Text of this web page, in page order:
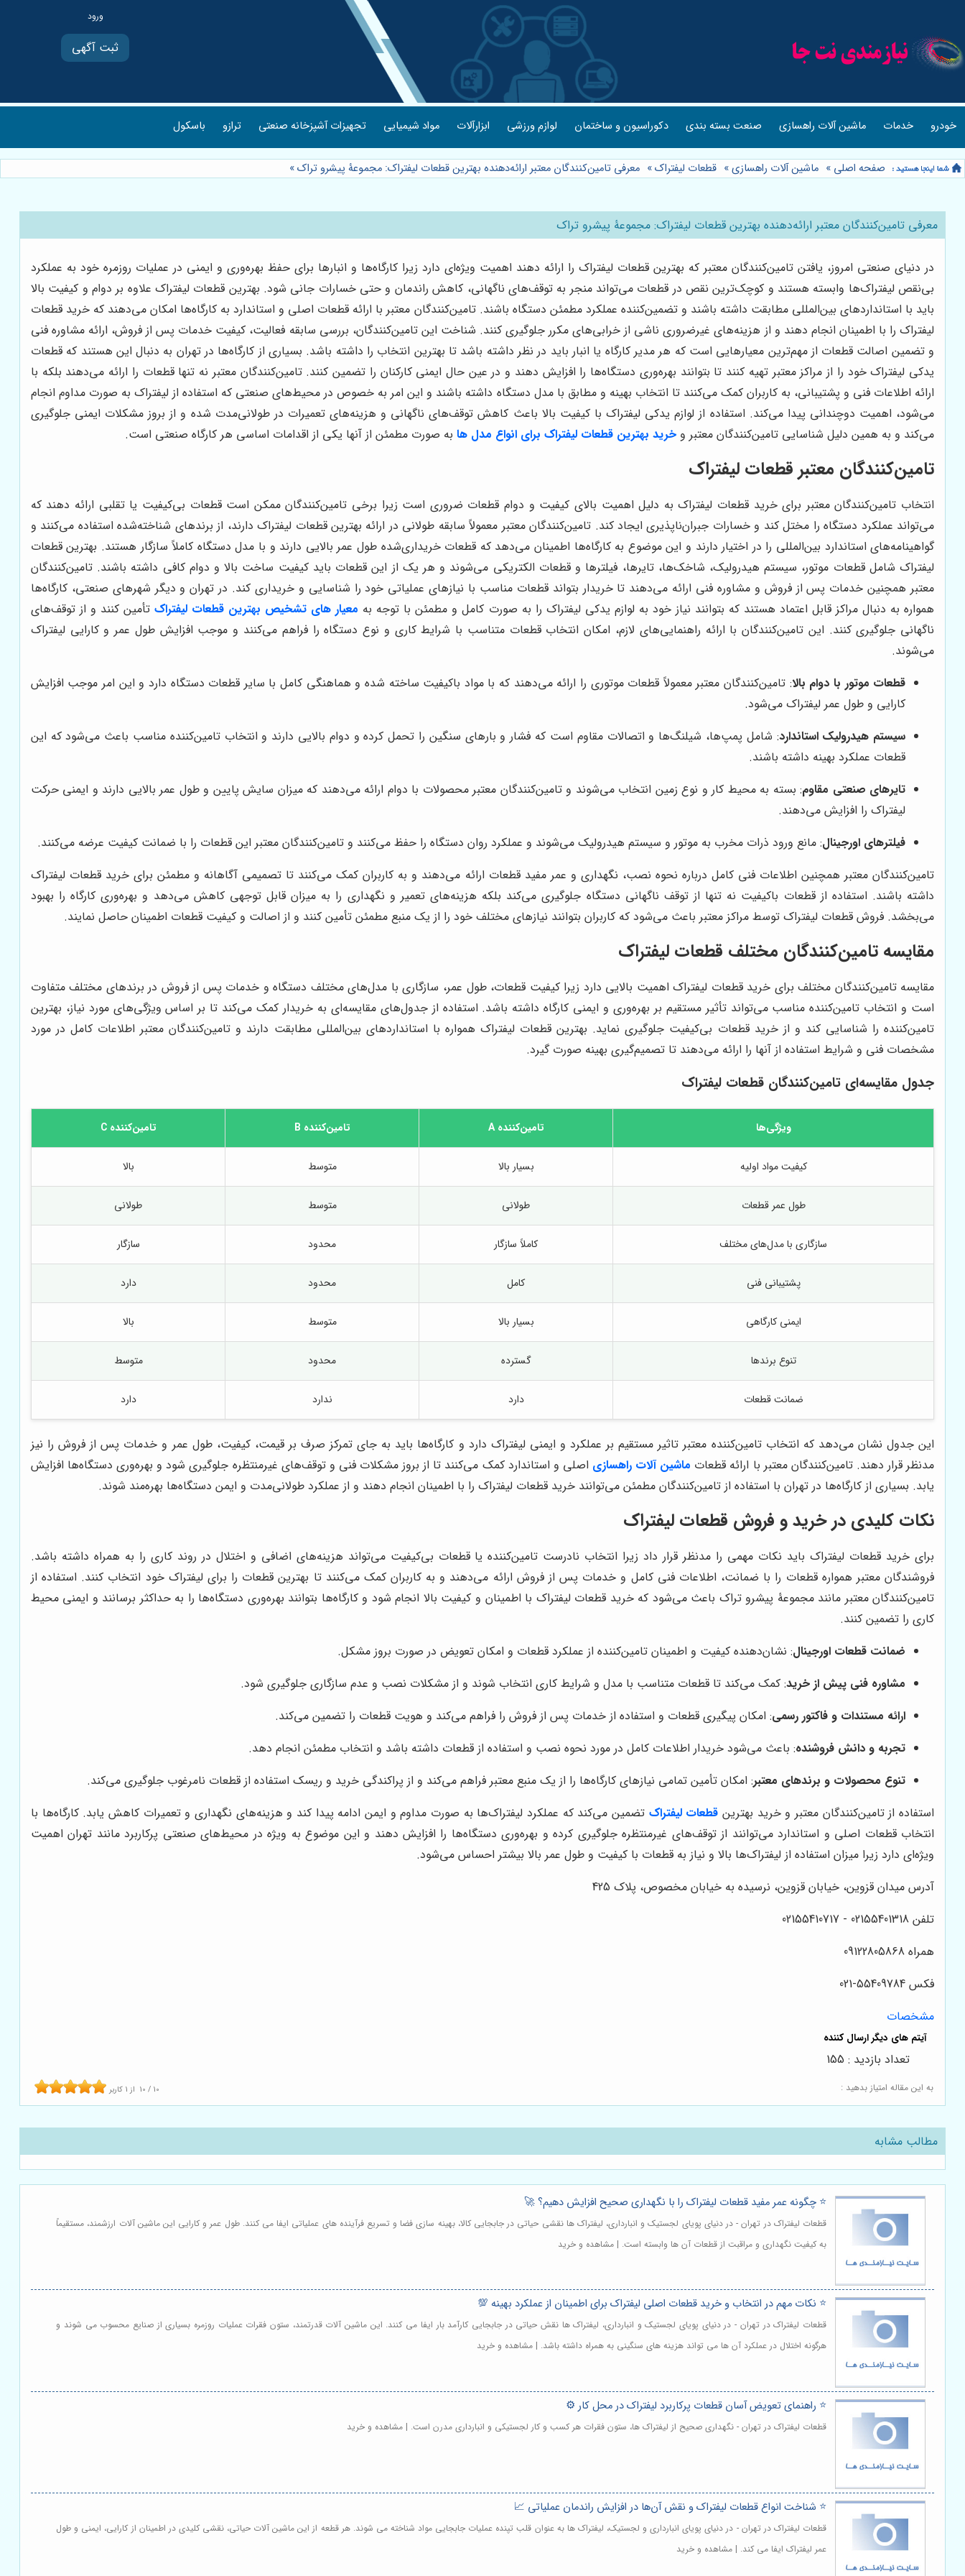
ثبت آگهی
خودرو خدمات ماشین آلات راهسازی صنعت بسته بندی دکوراسیون و ساختمان لوازم ورزشی ابزارآلات مواد شیمیایی تجهیزات آشپزخانه صنعتی ترازو باسکول
صفحه اصلی » ماشین آلات راهسازی» قطعات لیفتراک» معرفی تامین‌کنندگان معتبر ارائه‌دهنده بهترین قطعات لیفتراک: مجموعۀ پیشرو تراک»
معرفی تامین‌کنندگان معتبر ارائه‌دهنده بهترین قطعات لیفتراک: مجموعۀ پیشرو تراک
در دنیای صنعتی امروز، یافتن تامین‌کنندگان معتبر که بهترین قطعات لیفتراک را ارائه دهند اهمیت ویژه‌ای دارد زیرا کارگاه‌ها و انبارها برای حفظ بهره‌وری و ایمنی در عملیات روزمره خود به عملکرد
بی‌نقص لیفتراک‌ها وابسته هستند و کوچک‌ترین نقص در قطعات می‌تواند منجر به توقف‌های ناگهانی، کاهش راندمان و حتی خسارات جانی شود. بهترین قطعات لیفتراک علاوه بر دوام و کیفیت بالا
باید با استانداردهای بین‌المللی مطابقت داشته باشند و تضمین‌کننده عملکرد مطمئن دستگاه باشند. تامین‌کنندگان معتبر با ارائه قطعات اصلی و استاندارد به کارگاه‌ها امکان می‌دهند که خرید قطعات
لیفتراک را با اطمینان انجام دهند و از هزینه‌های غیرضروری ناشی از خرابی‌های مکرر جلوگیری کنند. شناخت این تامین‌کنندگان، بررسی سابقه فعالیت، کیفیت خدمات پس از فروش، ارائه مشاوره فنی
و تضمین اصالت قطعات از مهم‌ترین معیارهایی است که هر مدیر کارگاه یا انبار باید در نظر داشته باشد تا بهترین انتخاب را داشته باشد. بسیاری از کارگاه‌ها در تهران به دنبال این هستند که قطعات
یدکی لیفتراک خود را از مراکز معتبر تهیه کنند تا بتوانند بهره‌وری دستگاه‌ها را افزایش دهند و در عین حال ایمنی کارکنان را تضمین کنند. تامین‌کنندگان معتبر نه تنها قطعات را ارائه می‌دهند بلکه با
ارائه اطلاعات فنی و پشتیبانی، به کاربران کمک می‌کنند تا انتخاب بهینه و مطابق با مدل دستگاه داشته باشند و این امر به خصوص در محیط‌های صنعتی که استفاده از لیفتراک به صورت مداوم انجام
می‌شود، اهمیت دوچندانی پیدا می‌کند. استفاده از لوازم یدکی لیفتراک با کیفیت بالا باعث کاهش توقف‌های ناگهانی و هزینه‌های تعمیرات در طولانی‌مدت شده و از بروز مشکلات ایمنی جلوگیری
می‌کند و به همین دلیل شناسایی تامین‌کنندگان معتبر و خرید بهترین قطعات لیفتراک برای انواع مدل ها به صورت مطمئن از آنها یکی از اقدامات اساسی هر کارگاه صنعتی است.
تامین‌کنندگان معتبر قطعات لیفتراک
انتخاب تامین‌کنندگان معتبر برای خرید قطعات لیفتراک به دلیل اهمیت بالای کیفیت و دوام قطعات ضروری است زیرا برخی تامین‌کنندگان ممکن است قطعات بی‌کیفیت یا تقلبی ارائه دهند که
می‌تواند عملکرد دستگاه را مختل کند و خسارات جبران‌ناپذیری ایجاد کند. تامین‌کنندگان معتبر معمولاً سابقه طولانی در ارائه بهترین قطعات لیفتراک دارند، از برندهای شناخته‌شده استفاده می‌کنند و
گواهینامه‌های استاندارد بین‌المللی را در اختیار دارند و این موضوع به کارگاه‌ها اطمینان می‌دهد که قطعات خریداری‌شده طول عمر بالایی دارند و با مدل دستگاه کاملاً سازگار هستند. بهترین قطعات
لیفتراک شامل قطعات موتور، سیستم هیدرولیک، شاخک‌ها، تایرها، فیلترها و قطعات الکتریکی می‌شوند و هر یک از این قطعات باید کیفیت ساخت بالا و دوام کافی داشته باشند. تامین‌کنندگان
معتبر همچنین خدمات پس از فروش و مشاوره فنی ارائه می‌دهند تا خریدار بتواند قطعات مناسب با نیازهای عملیاتی خود را شناسایی و خریداری کند. در تهران و دیگر شهرهای صنعتی، کارگاه‌ها
همواره به دنبال مراکز قابل اعتماد هستند که بتوانند نیاز خود به لوازم یدکی لیفتراک را به صورت کامل و مطمئن با توجه به معیار های تشخیص بهترین قطعات لیفتراکتأمین کنند و از توقف‌های
ناگهانی جلوگیری کنند. این تامین‌کنندگان با ارائه راهنمایی‌های لازم، امکان انتخاب قطعات متناسب با شرایط کاری و نوع دستگاه را فراهم می‌کنند و موجب افزایش طول عمر و کارایی لیفتراک
می‌شوند.
قطعات موتور با دوام بالا: تامین‌کنندگان معتبر معمولاً قطعات موتوری را ارائه می‌دهند که با مواد باکیفیت ساخته شده و هماهنگی کامل با سایر قطعات دستگاه دارد و این امر موجب افزایش
کارایی و طول عمر لیفتراک می‌شود.
سیستم هیدرولیک استاندارد: شامل پمپ‌ها، شیلنگ‌ها و اتصالات مقاوم است که فشار و بارهای سنگین را تحمل کرده و دوام بالایی دارند و انتخاب تامین‌کننده مناسب باعث می‌شود که این
قطعات عملکرد بهینه داشته باشند.
تایرهای صنعتی مقاوم: بسته به محیط کار و نوع زمین انتخاب می‌شوند و تامین‌کنندگان معتبر محصولات با دوام ارائه می‌دهند که میزان سایش پایین و طول عمر بالایی دارند و ایمنی حرکت
لیفتراک را افزایش می‌دهند.
فیلترهای اورجینال: مانع ورود ذرات مخرب به موتور و سیستم هیدرولیک می‌شوند و عملکرد روان دستگاه را حفظ می‌کنند و تامین‌کنندگان معتبر این قطعات را با ضمانت کیفیت عرضه می‌کنند.
تامین‌کنندگان معتبر همچنین اطلاعات فنی کامل درباره نحوه نصب، نگهداری و عمر مفید قطعات ارائه می‌دهند و به کاربران کمک می‌کنند تا تصمیمی آگاهانه و مطمئن برای خرید قطعات لیفتراک
داشته باشند. استفاده از قطعات باکیفیت نه تنها از توقف ناگهانی دستگاه جلوگیری می‌کند بلکه هزینه‌های تعمیر و نگهداری را به میزان قابل توجهی کاهش می‌دهد و بهره‌وری کارگاه را بهبود
می‌بخشد. فروش قطعات لیفتراک توسط مراکز معتبر باعث می‌شود که کاربران بتوانند نیازهای مختلف خود را از یک منبع مطمئن تأمین کنند و از اصالت و کیفیت قطعات اطمینان حاصل نمایند.
مقایسه تامین‌کنندگان مختلف قطعات لیفتراک
مقایسه تامین‌کنندگان مختلف برای خرید قطعات لیفتراک اهمیت بالایی دارد زیرا کیفیت قطعات، طول عمر، سازگاری با مدل‌های مختلف دستگاه و خدمات پس از فروش در برندهای مختلف متفاوت
است و انتخاب تامین‌کننده مناسب می‌تواند تأثیر مستقیم بر بهره‌وری و ایمنی کارگاه داشته باشد. استفاده از جدول‌های مقایسه‌ای به خریدار کمک می‌کند تا بر اساس ویژگی‌های مورد نیاز، بهترین
تامین‌کننده را شناسایی کند و از خرید قطعات بی‌کیفیت جلوگیری نماید. بهترین قطعات لیفتراک همواره با استانداردهای بین‌المللی مطابقت دارند و تامین‌کنندگان معتبر اطلاعات کامل در مورد
مشخصات فنی و شرایط استفاده از آنها را ارائه می‌دهند تا تصمیم‌گیری بهینه صورت گیرد.
جدول مقایسه‌ای تامین‌کنندگان قطعات لیفتراک
ویژگی‌ها تامین‌کننده A تامین‌کننده B تامین‌کننده C
کیفیت مواد اولیه بسیار بالا متوسط بالا
طول عمر قطعات طولانی متوسط طولانی
سازگاری با مدل‌های مختلف کاملاً سازگار محدود سازگار
پشتیبانی فنی کامل محدود دارد
ایمنی کارگاهی بسیار بالا متوسط بالا
تنوع برندها گسترده محدود متوسط
ضمانت قطعات دارد ندارد دارد
این جدول نشان می‌دهد که انتخاب تامین‌کننده معتبر تاثیر مستقیم بر عملکرد و ایمنی لیفتراک دارد و کارگاه‌ها باید به جای تمرکز صرف بر قیمت، کیفیت، طول عمر و خدمات پس از فروش را نیز
مدنظر قرار دهند. تامین‌کنندگان معتبر با ارائه قطعات ماشین آلات راهسازی اصلی و استاندارد کمک می‌کنند تا از بروز مشکلات فنی و توقف‌های غیرمنتظره جلوگیری شود و بهره‌وری دستگاه‌ها افزایش
یابد. بسیاری از کارگاه‌ها در تهران با استفاده از تامین‌کنندگان مطمئن می‌توانند خرید قطعات لیفتراک را با اطمینان انجام دهند و از عملکرد طولانی‌مدت و ایمن دستگاه‌ها بهره‌مند شوند.
نکات کلیدی در خرید و فروش قطعات لیفتراک
برای خرید قطعات لیفتراک باید نکات مهمی را مدنظر قرار داد زیرا انتخاب نادرست تامین‌کننده یا قطعات بی‌کیفیت می‌تواند هزینه‌های اضافی و اختلال در روند کاری را به همراه داشته باشد.
فروشندگان معتبر همواره قطعات را با ضمانت، اطلاعات فنی کامل و خدمات پس از فروش ارائه می‌دهند و به کاربران کمک می‌کنند تا بهترین قطعات را برای لیفتراک خود انتخاب کنند. استفاده از
تامین‌کنندگان معتبر مانند مجموعۀ پیشرو تراک باعث می‌شود که خرید قطعات لیفتراک با اطمینان و کیفیت بالا انجام شود و کارگاه‌ها بتوانند بهره‌وری دستگاه‌ها را به حداکثر برسانند و ایمنی محیط
کاری را تضمین کنند.
ضمانت قطعات اورجینال: نشان‌دهنده کیفیت و اطمینان تامین‌کننده از عملکرد قطعات و امکان تعویض در صورت بروز مشکل.
مشاوره فنی پیش از خرید: کمک می‌کند تا قطعات متناسب با مدل و شرایط کاری انتخاب شوند و از مشکلات نصب و عدم سازگاری جلوگیری شود.
ارائه مستندات و فاکتور رسمی: امکان پیگیری قطعات و استفاده از خدمات پس از فروش را فراهم می‌کند و هویت قطعات را تضمین می‌کند.
تجربه و دانش فروشنده: باعث می‌شود خریدار اطلاعات کامل در مورد نحوه نصب و استفاده از قطعات داشته باشد و انتخاب مطمئن انجام دهد.
تنوع محصولات و برندهای معتبر: امکان تأمین تمامی نیازهای کارگاه‌ها را از یک منبع معتبر فراهم می‌کند و از پراکندگی خرید و ریسک استفاده از قطعات نامرغوب جلوگیری می‌کند.
استفاده از تامین‌کنندگان معتبر و خرید بهترین قطعات لیفتراک تضمین می‌کند که عملکرد لیفتراک‌ها به صورت مداوم و ایمن ادامه پیدا کند و هزینه‌های نگهداری و تعمیرات کاهش یابد. کارگاه‌ها با
انتخاب قطعات اصلی و استاندارد می‌توانند از توقف‌های غیرمنتظره جلوگیری کرده و بهره‌وری دستگاه‌ها را افزایش دهند و این موضوع به ویژه در محیط‌های صنعتی پرکاربرد مانند تهران اهمیت
ویژه‌ای دارد زیرا میزان استفاده از لیفتراک‌ها بالا و نیاز به قطعات با کیفیت و طول عمر بالا بیشتر احساس می‌شود.
آدرس میدان قزوین، خیابان قزوین، نرسیده به خیابان مخصوص، پلاک 425
تلفن 02155401318 - 02155410717
همراه 09122805868
فکس 55409784-021
مشخصات
به این مقاله امتیاز بدهید : 10 / 10 از 1 کاربر
تعداد بازدید : 155
مطالب مشابه
⭐️ چگونه عمر مفید قطعات لیفتراک را با نگهداری صحیح افزایش دهیم؟ 🚀
قطعات لیفتراک در تهران - در دنیای پویای لجستیک و انبارداری، لیفتراک ها نقشی حیاتی در جابجایی کالا، بهینه سازی فضا و تسریع فرآینده های عملیاتی ایفا می کنند. طول عمر و کارایی این ماشین آلات ارزشمند، مستقیماً
به کیفیت نگهداری و مراقبت از قطعات آن ها وابسته است. | مشاهده و خرید
⭐️ نکات مهم در انتخاب و خرید قطعات اصلی لیفتراک برای اطمینان از عملکرد بهینه 💯
قطعات لیفتراک در تهران - در دنیای پویای لجستیک و انبارداری، لیفتراک ها نقش حیاتی در جابجایی کارآمد بار ایفا می کنند. این ماشین آلات قدرتمند، ستون فقرات عملیات روزمره بسیاری از صنایع محسوب می شوند و
هرگونه اختلال در عملکرد آن ها می تواند هزینه های سنگینی به همراه داشته باشد. | مشاهده و خرید
⭐️ راهنمای تعویض آسان قطعات پرکاربرد لیفتراک در محل کار ⚙️
قطعات لیفتراک در تهران - نگهداری صحیح از لیفتراک ها، ستون فقرات هر کسب و کار لجستیکی و انبارداری مدرن است. | مشاهده و خرید
⭐️ شناخت انواع قطعات لیفتراک و نقش آن‌ها در افزایش راندمان عملیاتی 📈
قطعات لیفتراک در تهران - در دنیای پویای انبارداری و لجستیک، لیفتراک ها به عنوان قلب تپنده عملیات جابجایی مواد شناخته می شوند. هر قطعه از این ماشین آلات حیاتی، نقشی کلیدی در اطمینان از کارایی، ایمنی و طول
عمر لیفتراک ایفا می کند. | مشاهده و خرید